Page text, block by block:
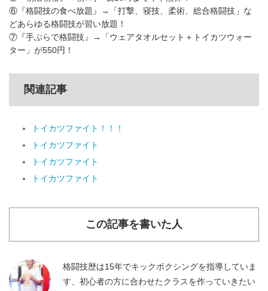
⑥『格闘技の食べ放題』→「打撃、寝技、柔術、総合格闘技」な
どあらゆる格闘技が習い放題！
⑦『手ぶらで格闘技』→「ウェアタオルセット＋トイカツウォー
ター」が550円！
関連記事
トイカツファイト！！！
トイカツファイト
トイカツファイト
トイカツファイト
この記事を書いた人
格闘技歴は15年でキックボクシングを指導していま
す、初心者の方に合わせたクラスを作っていきたい